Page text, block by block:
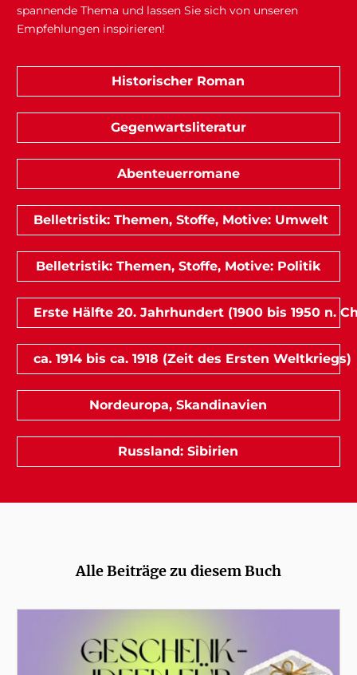
spannende Thema und lassen Sie sich von unseren
Empfehlungen inspirieren!
Historischer Roman
Gegenwartsliteratur
Abenteuerromane
Belletristik: Themen, Stoffe, Motive: Umwelt
Belletristik: Themen, Stoffe, Motive: Politik
Erste Hälfte 20. Jahrhundert (1900 bis 1950 n.
ca. 1914 bis ca. 1918 (Zeit des Ersten Weltkriegs)
Nordeuropa, Skandinavien
Russland: Sibirien
Alle Beiträge zu diesem Buch